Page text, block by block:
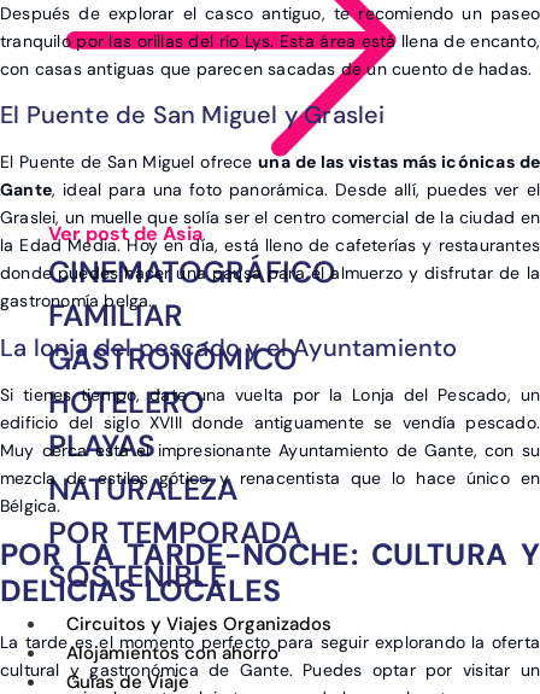
Ver post de Asia
CINEMATOGRÁFICO
FAMILIAR
GASTRONÓMICO
HOTELERO
PLAYAS
NATURALEZA
POR TEMPORADA
SOSTENIBLE
Circuitos y Viajes Organizados
Alojamientos con ahorro
Guías de Viaje
Después de explorar el casco antiguo, te recomiendo un paseo
tranquilo por las orillas del río Lys. Esta área está llena de encanto,
con casas antiguas que parecen sacadas de un cuento de hadas.
El Puente de San Miguel y Graslei
El Puente de San Miguel ofreceuna de las vistas más icónicas de
Gante, ideal para una foto panorámica. Desde allí, puedes ver el
Graslei, un muelle que solía ser el centro comercial de la ciudad en
la Edad Media. Hoy en día, está lleno de cafeterías y restaurantes
donde puedes hacer una pausa para el almuerzo y disfrutar de la
gastronomía belga.
La lonja del pescado y el Ayuntamiento
Si tienes tiempo, date una vuelta por la Lonja del Pescado, un
edificio del siglo XVIII donde antiguamente se vendía pescado.
Muy cerca está el impresionante Ayuntamiento de Gante, con su
mezcla de estilos gótico y renacentista que lo hace único en
Bélgica.
POR LA TARDE-NOCHE: CULTURA Y
DELICIAS LOCALES
La tarde es el momento perfecto para seguir explorando la oferta
cultural y gastronómica de Gante. Puedes optar por visitar un